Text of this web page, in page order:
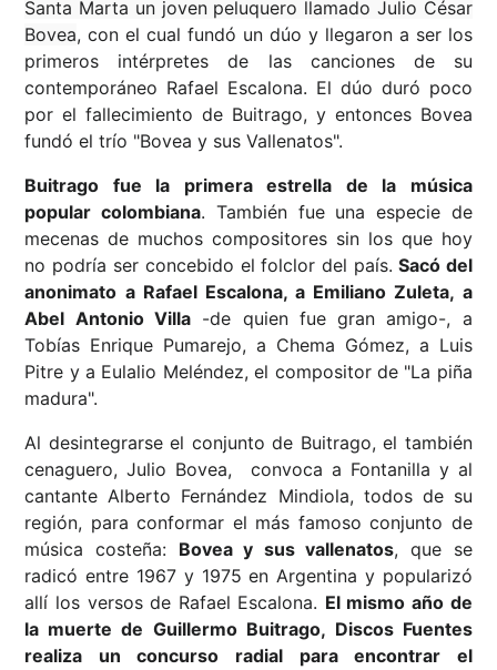
Santa Marta un joven peluquero llamado Julio César
Bovea, con el cual fundó un dúo y llegaron a ser los
primeros intérpretes de las canciones de su
contemporáneo Rafael Escalona. El dúo duró poco
por el fallecimiento de Buitrago, y entonces Bovea
fundó el trío "Bovea y sus Vallenatos".
Buitrago fue la primera estrella de la música
popular colombiana. También fue una especie de
mecenas de muchos compositores sin los que hoy
no podría ser concebido el folclor del país. Sacó del
anonimato a Rafael Escalona, a Emiliano Zuleta, a
Abel Antonio Villa-de quien fue gran amigo-, a
Tobías Enrique Pumarejo, a Chema Gómez, a Luis
Pitre y a Eulalio Meléndez, el compositor de "La piña
madura".
Al desintegrarse el conjunto de Buitrago, el también
cenaguero, Julio Bovea, convoca a Fontanilla y al
cantante Alberto Fernández Mindiola, todos de su
región, para conformar el más famoso conjunto de
música costeña: Bovea y sus vallenatos, que se
radicó entre 1967 y 1975 en Argentina y popularizó
allí los versos de Rafael Escalona. El mismo año de
la muerte de Guillermo Buitrago, Discos Fuentes
realiza un concurso radial para encontrar el